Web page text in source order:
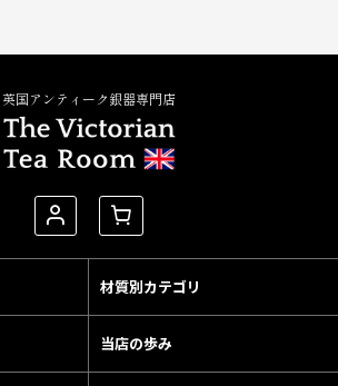
英国アンティーク銀器専門店
材質別カテゴリ
当店の歩み